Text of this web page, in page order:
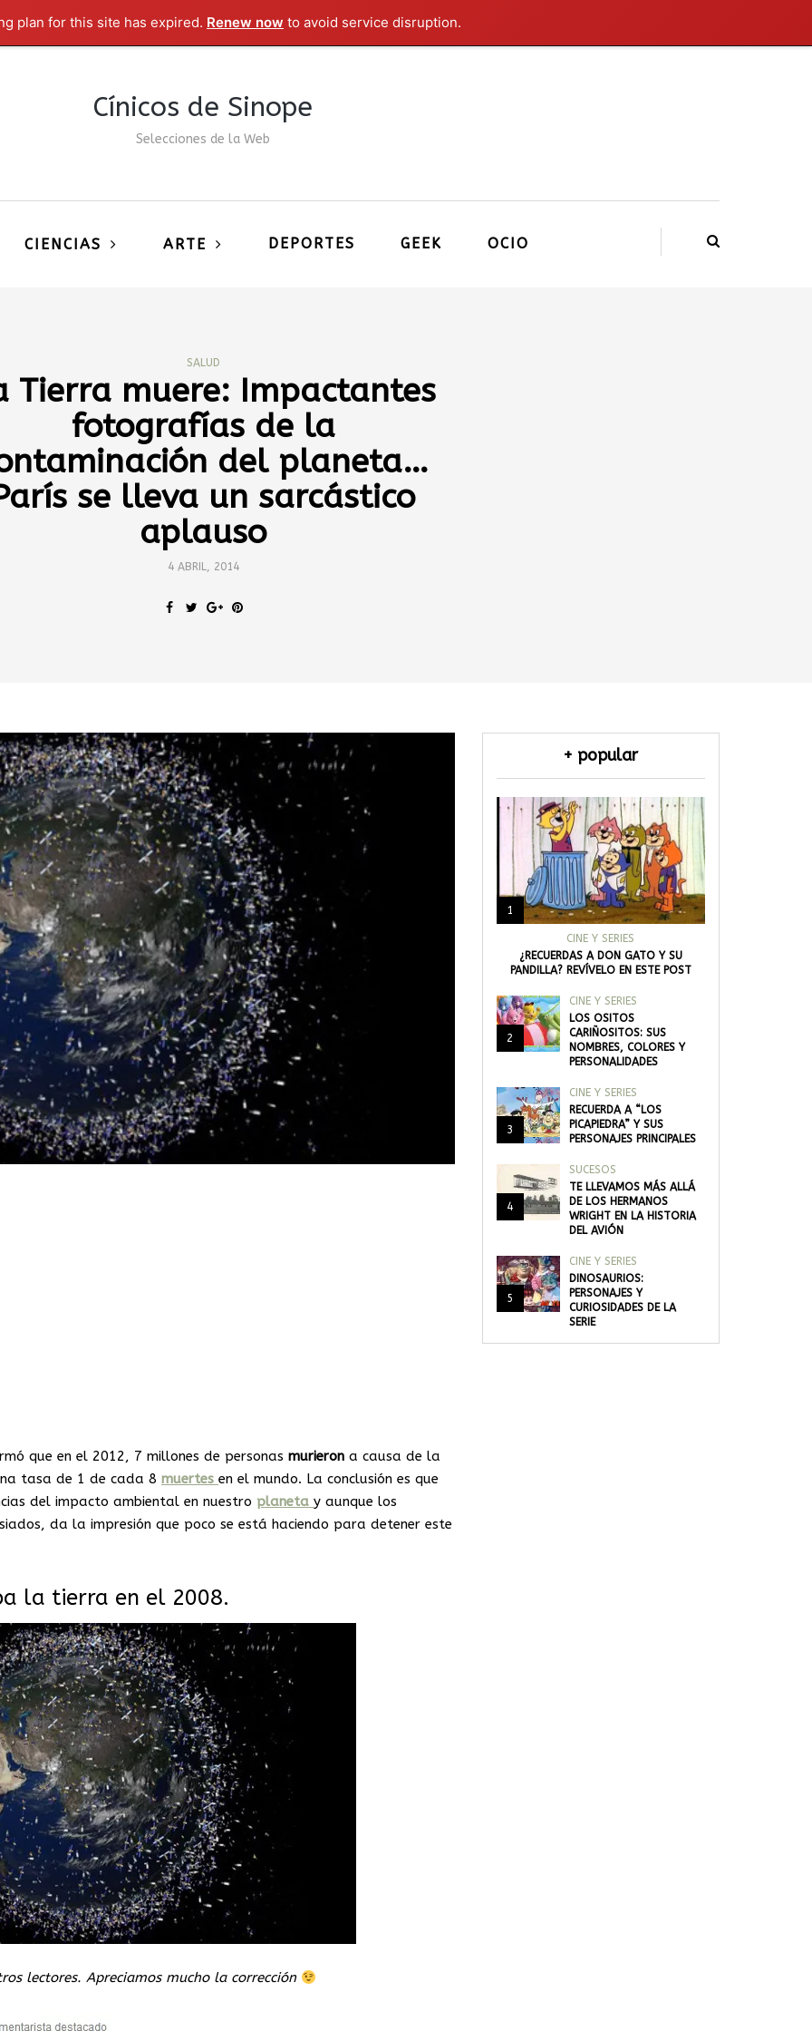
plan for this site has expired. Renew now to avoid service disruption.
Cínicos de Sinope
Selecciones de la Web
CIENCIAS ARTE DEPORTES GEEK OCIO
SALUD
Tierra muere: Impactantes
fotografías de la
del planeta…
se lleva un sarcástico
aplauso
4 ABRIL, 2014
que en el 2012, 7 millones de personas murieron a causa de la
tasa de 1 de cada 8 muertes en el mundo. La conclusión es que
del impacto ambiental en nuestro planeta y aunque los
da la impresión que poco se está haciendo para detener este
la tierra en el 2008.
lectores. Apreciamos mucho la corrección
+ popular
1
CINE Y SERIES
¿RECUERDAS A DON GATO Y SU
PANDILLA? REVÍVELO EN ESTE POST
2
CINE Y SERIES
LOS OSITOS
CARIÑOSITOS: SUS
NOMBRES, COLORES Y
PERSONALIDADES
3
CINE Y SERIES
RECUERDA A “LOS
PICAPIEDRA” Y SUS
PERSONAJES PRINCIPALES
4
SUCESOS
TE LLEVAMOS MÁS ALLÁ
DE LOS HERMANOS
WRIGHT EN LA HISTORIA
DEL AVIÓN
5
CINE Y SERIES
DINOSAURIOS:
PERSONAJES Y
CURIOSIDADES DE LA
SERIE